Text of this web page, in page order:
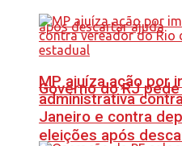
Governo do RJ
eleições após
MP ajuíza ação por
administrativa
Janeiro e contra